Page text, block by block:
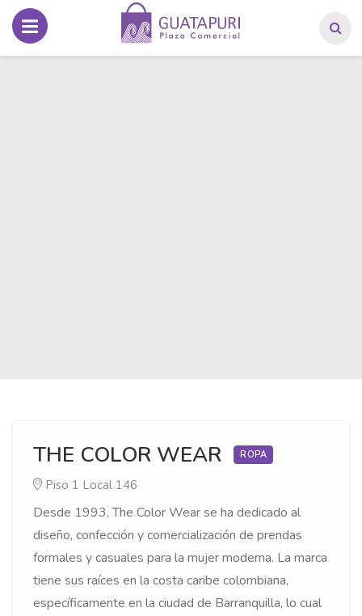
THE COLOR WEAR ROPA
Piso 1 Local 146
Desde 1993, The Color Wear se ha dedicado al
diseño, confección y comercialización de prendas
formales y casuales para la mujer moderna. La marca
tiene sus raíces en la costa caribe colombiana,
específicamente en la ciudad de Barranquilla, lo cual